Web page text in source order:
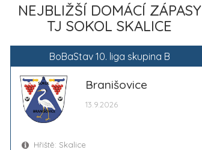
NEJBLIŽŠÍ DOMÁCÍ ZÁPASY
TJ SOKOL SKALICE
BoBaStav 10. liga skupina B
Branišovice
13.9.2026
Hřiště: Skalice